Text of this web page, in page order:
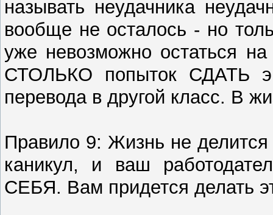
называть неудачника
вообще не осталось - но
уже невозможно остаться
СТОЛЬКО попыток СДАТЬ
перевода в другой класс. В
Правило 9: Жизнь не
каникул, и ваш
СЕБЯ. Вам придется делать